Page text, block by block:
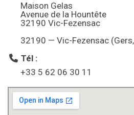
Maison Gelas
Avenue de la Hountête
32190 Vic-Fezensac
32190 — Vic-Fezensac
Tél :
+33 5 62 06 30 11